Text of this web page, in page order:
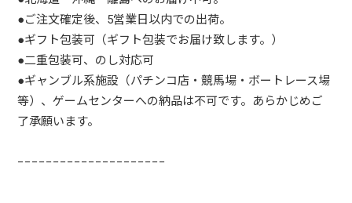
●ご注文確定後、5営業日以内での出荷。
●ギフト包装可（ギフト包装でお届け致します。）
●二重包装可、のし対応可
●ギャンブル系施設（パチンコ店・競馬場・ボートレース場
等）、ゲームセンターへの納品は不可です。あらかじめご
了承願います。
−−−−−−−−−−−−−−−−−−−−−